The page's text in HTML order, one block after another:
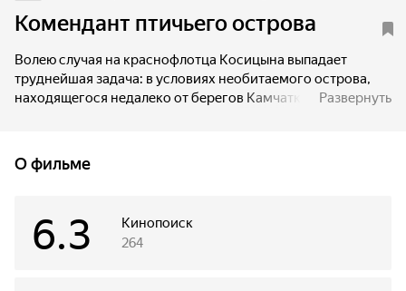
Комендант птичьего острова
Волею случая на краснофлотца Косицына выпадает
труднейшая задача: в условиях необитаемого острова,
находящегося недалеко от берегов Камчатки, он
на спасение он тем не менее выполняет долг советского
пограничника.
Развернуть
О фильме
Кинопоиск
6.3 264